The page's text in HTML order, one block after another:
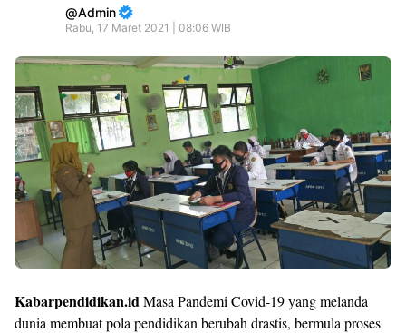
Admin
Rabu, 17 Maret 2021 | 08:06 WIB
Kabarpendidikan.id Masa Pandemi Covid-19 yang melanda
dunia membuat pola pendidikan berubah drastis, bermula proses